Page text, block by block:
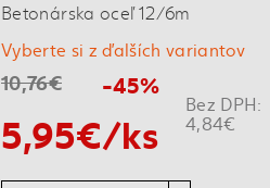
Betonárska oceľ 12/6m
Vyberte si z ďalších variantov
10,76€ -45%
5,95€/ks
Bez DPH:
4,84€